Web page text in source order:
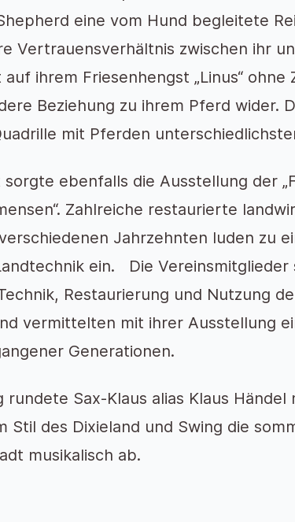
eine vom Hund begleitete
Vertrauensverhältnis zwischen ihr
ihrem Friesenhengst „Linus“ ohne
Beziehung zu ihrem Pferd wider.
mit Pferden
ebenfalls die Ausstellung der
Zahlreiche restaurierte
Jahrzehnten luden zu
ein. Die Vereinsmitglieder
Restaurierung und Nutzung
vermittelten mit ihrer Ausstellung
Generationen.
rundete Sax-Klaus alias Klaus Händel
Stil des Dixieland und Swing die
musikalisch ab.